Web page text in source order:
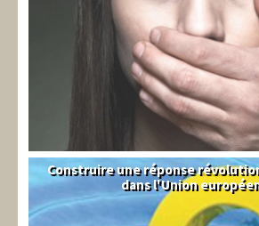
Syndical
Construire une réponse
dans l'Union